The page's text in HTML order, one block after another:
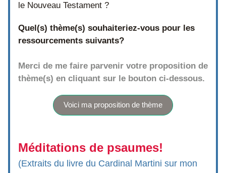
le Nouveau Testament ?
Quel(s) thème(s) souhaiteriez-vous pour les
ressourcements suivants?
Merci de me faire parvenir votre proposition de
thème(s) en cliquant sur le bouton ci-dessous.
Voici ma proposition de thème
Méditations de psaumes!
(Extraits du livre du Cardinal Martini sur mon